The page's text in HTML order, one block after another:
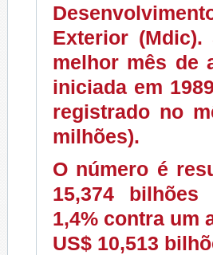
Exterior
melhor mês de
iniciada em
registrado no
milhões).
O número é
15,374
1,4% contra um
US$ 10,513